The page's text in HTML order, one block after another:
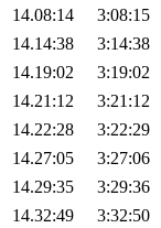
14.08:14
3:08:15
14.14:38
3:14:38
14.19:02
3:19:02
14.21:12
3:21:12
14.22:28
3:22:29
14.27:05
3:27:06
14.29:35
3:29:36
14.32:49
3:32:50